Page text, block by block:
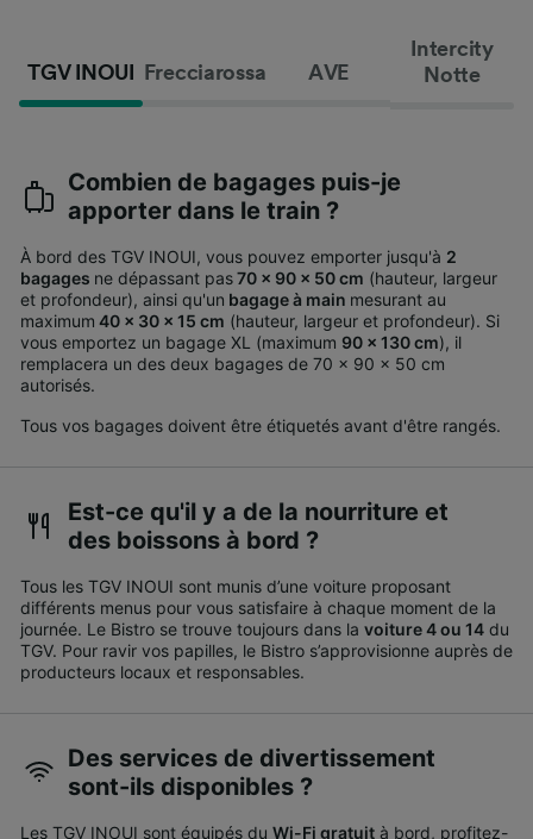
TGV INOUI Frecciarossa AVE
Intercity
Notte
Combien de bagages puis-je
apporter dans le train ?
À bord des TGV INOUI, vous pouvez emporter jusqu'à 2
bagages ne dépassant pas70 x 90 x 50 cm (hauteur, largeur
et profondeur), ainsi qu'un bagage à main mesurant au
maximum 40 x 30 x 15 cm (hauteur, largeur et profondeur). Si
vous emportez un bagage XL (maximum 90 x 130 cm), il
remplacera un des deux bagages de 70 x 90 x 50 cm
autorisés.
Tous vos bagages doivent être étiquetés avant d'être rangés.
Est-ce qu'il y a de la nourriture et
des boissons à bord ?
Tous les TGV INOUI sont munis d’une voiture proposant
différents menus pour vous satisfaire à chaque moment de la
journée. Le Bistro se trouve toujours dans la voiture 4 ou 14 du
TGV. Pour ravir vos papilles, le Bistro s’approvisionne auprès de
producteurs locaux et responsables.
Des services de divertissement
sont-ils disponibles ?
Les TGV INOUI sont équipés du Wi-Fi gratuit à bord, profitez-